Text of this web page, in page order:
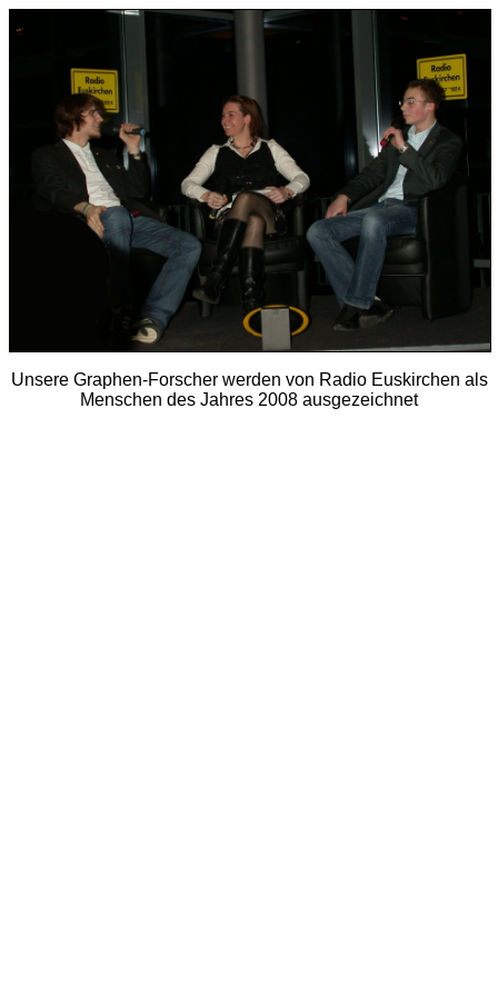
Unsere Graphen-Forscher werden von Radio Euskirchen als
Menschen des Jahres 2008 ausgezeichnet